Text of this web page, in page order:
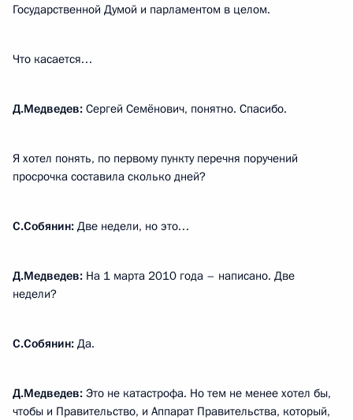
Государственной Думой и парламентом в целом.
Что касается…
Д.Медведев: Сергей Семёнович, понятно. Спасибо.
Я хотел понять, по первому пункту перечня поручений
просрочка составила сколько дней?
С.Собянин: Две недели, но это…
Д.Медведев: На 1 марта 2010 года – написано. Две
недели?
С.Собянин: Да.
Д.Медведев: Это не катастрофа. Но тем не менее хотел бы,
чтобы и Правительство, и Аппарат Правительства, который,